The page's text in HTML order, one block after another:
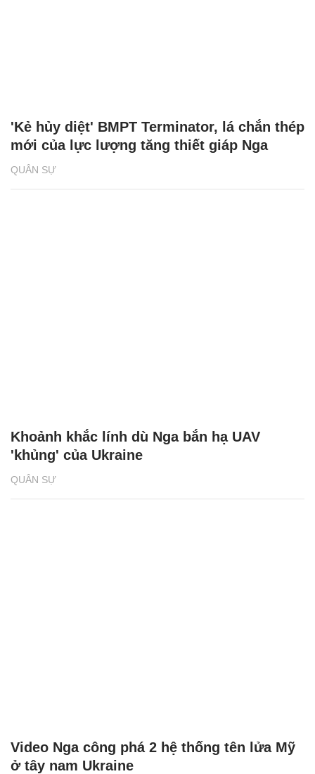
QUÂN SỰ
'Kẻ hủy diệt' BMPT Terminator, lá chắn thép
mới của lực lượng tăng thiết giáp Nga
QUÂN SỰ
Khoảnh khắc lính dù Nga bắn hạ UAV
'khủng' của Ukraine
Video Nga công phá 2 hệ thống tên lửa Mỹ
ở tây nam Ukraine